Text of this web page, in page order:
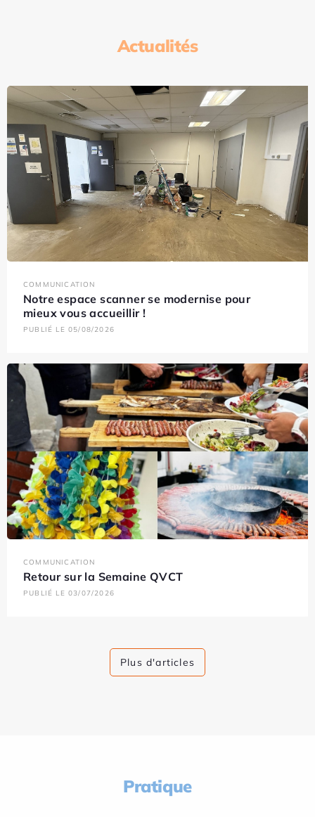
Actualités
COMMUNICATION
Notre espace scanner se modernise pour
mieux vous accueillir !
PUBLIÉ LE 05/08/2026
COMMUNICATION
Retour sur la Semaine QVCT
PUBLIÉ LE 03/07/2026
Plus d'articles
Pratique